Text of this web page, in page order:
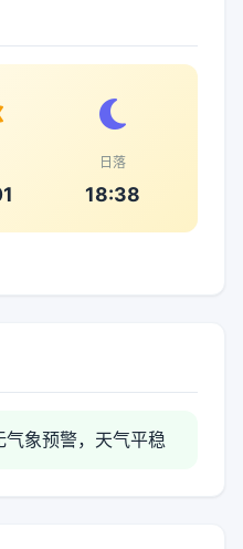
日落
18:38
气象预警，天气平稳